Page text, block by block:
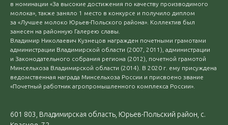
в номинации «За высокие достижения по качеству производимого
молока», также заняло 1 место в конкурсе и получило диплом
за «Лучшее молоко Юрьев-Польского района». Коллектив был
занесен на районную Галерею славы.
Владимир Николаевич Кузнецов награжден почетными грамотами
администрации Владимирской области (2007, 2011), администрации
и Законодательного собрания региона (2012), почетной грамотой
Минсельхоза Владимирской области (2014). В 2020 г. ему присуждена
ведомственная награда Минсельхоза России и присвоено звание
«Почетный работник агропромышленного комплекса России».
601 803, Владимирская область, Юрьев-Польский район, с.